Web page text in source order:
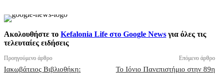
Ακολουθήστε το Kefalonia Life στο Google News για όλες τις
τελευταίες ειδήσεις
Προηγούμενο άρθρο
Ιακωβάτειος Βιβλιοθήκη:
Επόμενο άρθρο
Το Ιόνιο Πανεπιστήμιο στην 89η